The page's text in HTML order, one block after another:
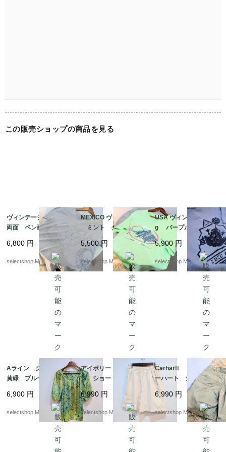
この販売ショップの商品を見る
ヴィンテージ 全面
両面 ペン画のよう
な トカゲ Tシャツ
カーキ Mサイズ
コットン プリント
トカゲ Tシャツ 両面
プリント INDIA 全
6,800 円
selectshop Merci.
MEXICO ヴィンテージ
ミント グリーン
Mサイズ コット
ン プリント 魚 Tシ
ャツ DELTA MAGE
LLAN SPORTS
5,500円
selectshop Merci.
USA ヴィンテージ di
g パープル 蛙
Mサイズ コットン
パープル ブルー 両
面プリント ケロッ
グ Tシャツ USA
5,900 円
selectshop Merci.
Aライン グリーン
黄緑 ブルー パフス
リーブ 半袖 ブラウ
ス 記載XL サイズ
ポリエステル 幾何学
6,900 円
selectshop Merci.
アイボリー Mサイ
ズ ショートパンツ
コットン 短パン リ
ネンのような風合い
ALLYSON WHIT MOR
E made in TURKEY
6,990 円
selectshop Merci.
Carhartt size 36 カ
ーハート ショートパ
ンツ コットン スク
エア柄 リラックスフ
ィット ベージュ 短
パン Lサイズ程度
6,990 円
selectshop Merci.